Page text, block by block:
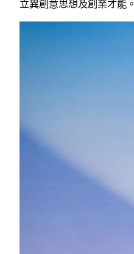
立異創意思想及創業才能。